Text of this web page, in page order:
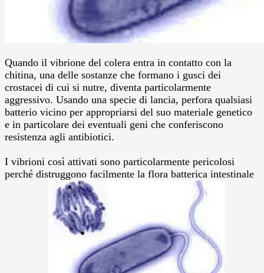
Quando il vibrione del colera entra in contatto con la
chitina, una delle sostanze che formano i gusci dei
crostacei di cui si nutre, diventa particolarmente
aggressivo. Usando una specie di lancia, perfora qualsiasi
batterio vicino per appropriarsi del suo materiale genetico
e in particolare dei eventuali geni che conferiscono
resistenza agli antibiotici.
I vibrioni così attivati sono particolarmente pericolosi
perché distruggono facilmente la flora batterica intestinale